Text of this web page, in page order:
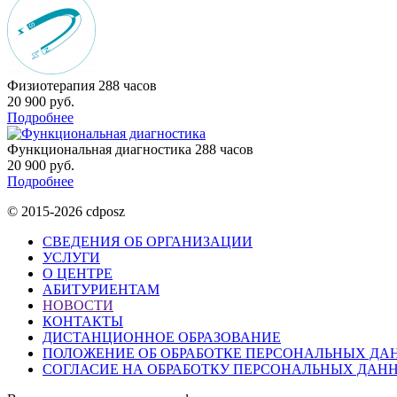
Физиотерапия 288 часов
20 900 руб.
Подробнее
Функциональная диагностика 288 часов
20 900 руб.
Подробнее
© 2015-2026 cdposz
СВЕДЕНИЯ ОБ ОРГАНИЗАЦИИ
УСЛУГИ
О ЦЕНТРЕ
АБИТУРИЕНТАМ
НОВОСТИ
КОНТАКТЫ
ДИСТАНЦИОННОЕ ОБРАЗОВАНИЕ
ПОЛОЖЕНИЕ ОБ ОБРАБОТКЕ ПЕРСОНАЛЬНЫХ
СОГЛАСИЕ НА ОБРАБОТКУ ПЕРСОНАЛЬНЫХ